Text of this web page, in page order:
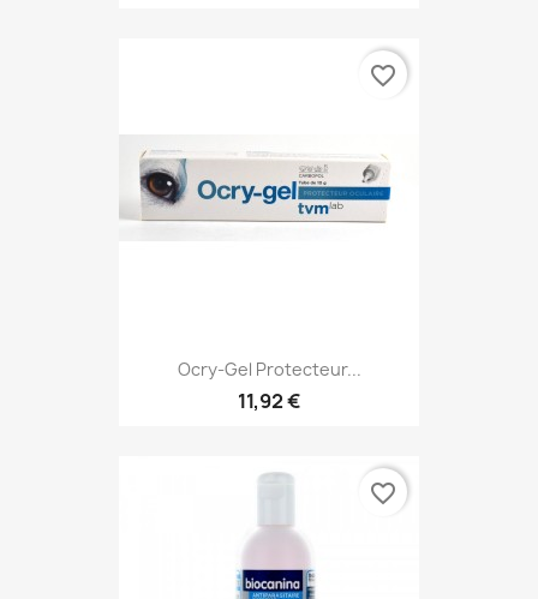
Ocry-Gel Protecteur...
11,92 €
favorite_border
favorite_border